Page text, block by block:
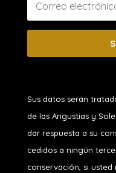
Sus datos serán
de las Angustias y
dar respuesta a su
cedidos a ningún
conservación, si usted